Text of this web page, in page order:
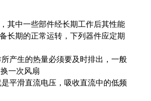
中一些部件经长期工作后其性能
长期的正常运转，下列器件应定期
产生的热量必须要及时排出，一般
一次风扇
平滑直流电压，吸收直流中的低频